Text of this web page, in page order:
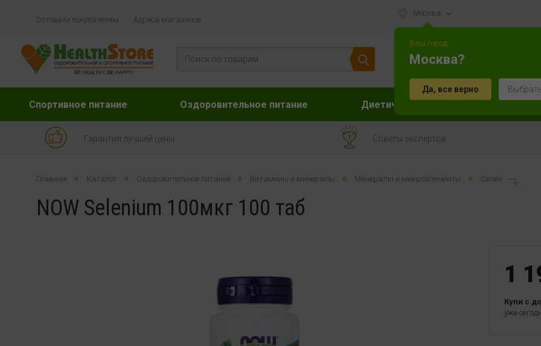
Оптовым покупателям Адреса магазинов
Москва
Спортивное питание Оздоровительное питание Диетическое питание
Гарантия лучшей цены Советы экспертов
Главная Каталог Оздоровительное питание Витамины и минералы Минералы и микроэлементы Селен
NOW Selenium 100мкг 100 таб
1
Купи с
уже
Ваш город:
Москва?
Да, все верно